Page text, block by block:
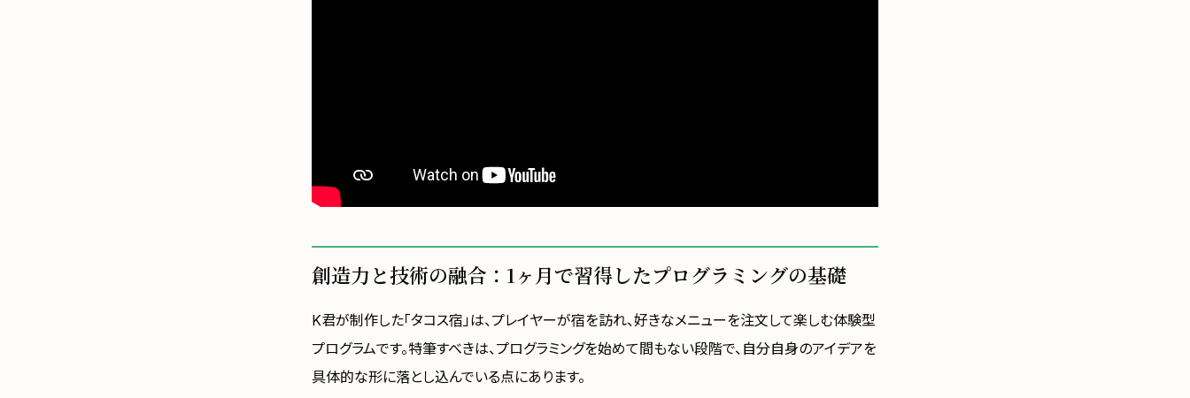
創造力と技術の融合：1ヶ月で習得したプログラミングの基礎
K君が制作した「タコス宿」は、プレイヤーが宿を訪れ、好きなメニューを注文して楽しむ体験型
プログラムです。特筆すべきは、プログラミングを始めて間もない段階で、自分自身のアイデアを
具体的な形に落とし込んでいる点にあります。